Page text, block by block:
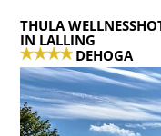
THULA
IN LALLING
DEHOGA